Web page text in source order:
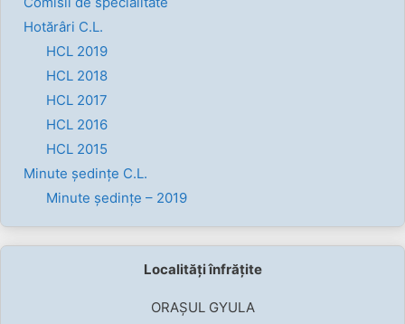
Hotărâri C.L.
HCL 2019
HCL 2018
HCL 2017
HCL 2016
HCL 2015
Minute ședințe C.L.
Minute ședințe – 2019
Localități înfrățite
ORAȘUL GYULA